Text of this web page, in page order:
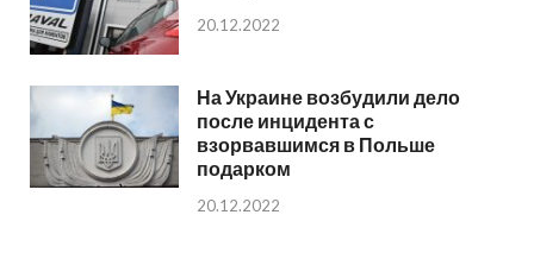
20.12.2022
На Украине возбудили дело
после инцидента с
взорвавшимся в Польше
подарком
20.12.2022